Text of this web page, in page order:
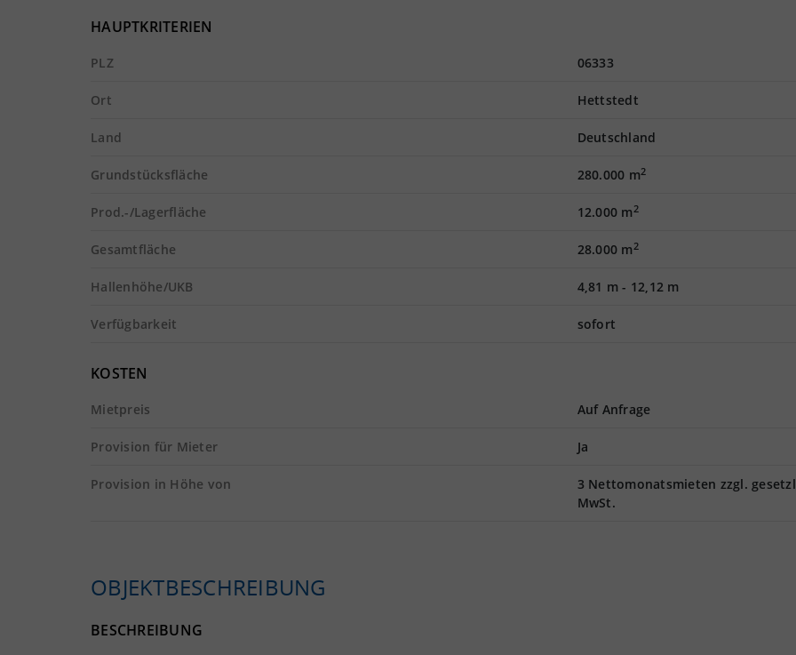
HAUPTKRITERIEN
PLZ 06333
Ort Hettstedt
Land Deutschland
Grundstücksfläche 280.000 m2
Prod.-/Lagerfläche 12.000 m2
Gesamtfläche 28.000 m2
Hallenhöhe/UKB 4,81 m- 12,12 m
Verfügbarkeit sofort
KOSTEN
Mietpreis Auf Anfrage
Provision für Mieter Ja
Provision in Höhe von
3 Nettomonatsmieten zzgl.
MwSt.
OBJEKTBESCHREIBUNG
BESCHREIBUNG